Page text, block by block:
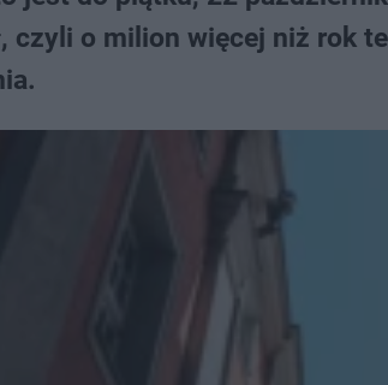
czyli o milion więcej niż rok